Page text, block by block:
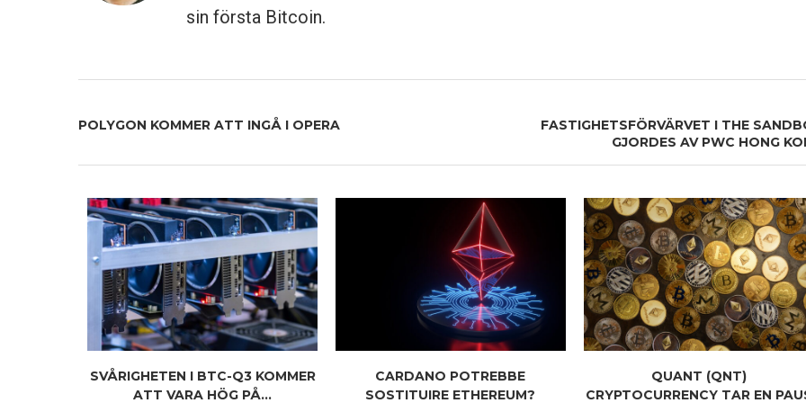
sin första Bitcoin.
POLYGON KOMMER ATT INGÅ I OPERA
FASTIGHETSFÖRVÄRVET I THE
GJORDES AV PWC HONG
SVÅRIGHETEN I BTC-Q3 KOMMER
ATT VARA HÖG PÅ...
CARDANO POTREBBE
SOSTITUIRE ETHEREUM?
QUANT (QNT)
CRYPTOCURRENCY TAR EN